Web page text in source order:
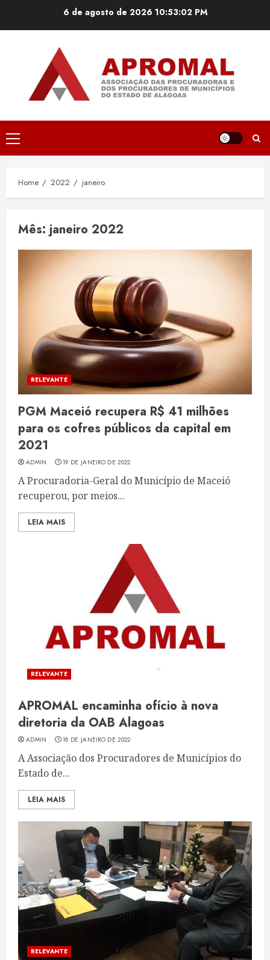
6 de agosto de 2026 10:53:03 PM
Primary
Menu
Home 2022 janeiro
Mês:janeiro 2022
RELEVANTE
PGM Maceió recupera R$ 41 milhões
para os cofres públicos da capital em
2021
ADMIN 19 DE JANEIRO DE 2022
A Procuradoria-Geral do Município de Maceió
recuperou, por meios...
LEIA MAIS
RELEVANTE
APROMAL encaminha ofício à nova
diretoria da OAB Alagoas
ADMIN 18 DE JANEIRO DE 2022
A Associação dos Procuradores de Municípios do
Estado de...
LEIA MAIS
RELEVANTE